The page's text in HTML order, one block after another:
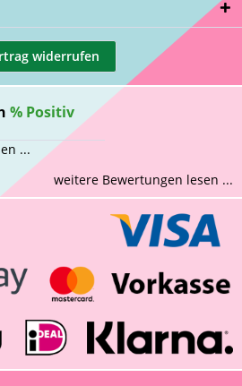
widerrufen
% Positiv
...
weitere Bewertungen lesen ...